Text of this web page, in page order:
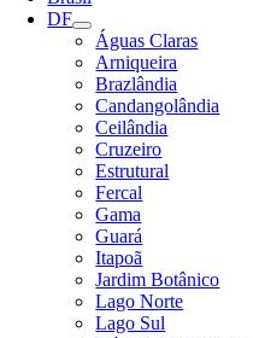
DF
Águas Claras
Arniqueira
Brazlândia
Candangolândia
Ceilândia
Cruzeiro
Estrutural
Fercal
Gama
Guará
Itapoã
Jardim Botânico
Lago Norte
Lago Sul